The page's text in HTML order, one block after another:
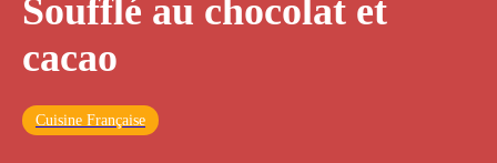
Soufflé au chocolat et
cacao
Cuisine Française